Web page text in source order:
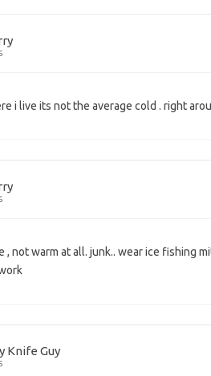
i live its not the average cold . right
, not warm at all. junk.. wear ice fishing
Knife Guy